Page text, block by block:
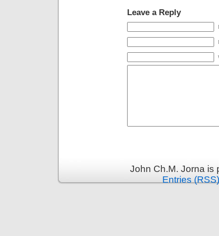
Leave a Reply
John Ch.M. Jorna
Entries (RSS)